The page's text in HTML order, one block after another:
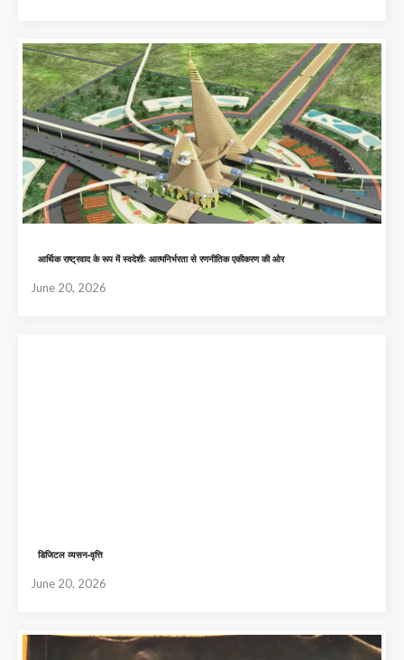
आर्थिक राष्ट्रवाद के रूप में स्वदेशीः आत्मनिर्भरता से रणनीतिक एकीकरण की ओर
June 20, 2026
डिजिटल व्यसन-वृत्ति
June 20, 2026